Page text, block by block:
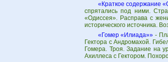
«Краткое содержание
спрятались под ними.
«Одиссея». Расправа с
исторического источника.
«Гомер «Илиада»» -
Гектора с Андромахой.
Гомера. Троя. Задание на
Ахиллеса с Гектором.